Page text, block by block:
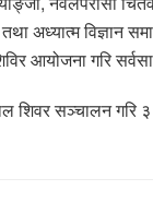
अध्यात्म विज्ञान
आयोजना गरि
शिवर सञ्चालन गरि